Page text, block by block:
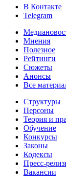
В Контакте
Telegram
Мнения
Полезное
Рейтинги
Сюжеты
Анонсы
Все
Структуры
Персоны
Теория и
Обучение
Конкурсы
Законы
Кодексы
Пресс-
Вакансии